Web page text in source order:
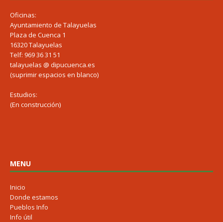
Oficinas:
Ayuntamiento de Talayuelas
Plaza de Cuenca 1
16320 Talayuelas
Telf: 969 36 31 51
talayuelas @ dipucuenca.es
(suprimir espacios en blanco)
Estudios:
(En construcción)
MENU
Inicio
Donde estamos
Pueblos Info
Info útil